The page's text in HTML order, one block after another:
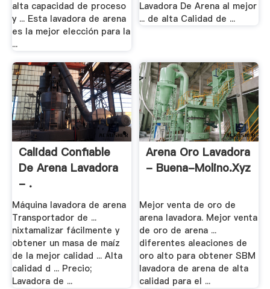
alta capacidad de proceso
y ... Esta lavadora de arena
es la mejor elección para la
...
Lavadora De Arena al mejor
... de alta Calidad de ...
Calidad Confiable
De Arena Lavadora
- .
Máquina lavadora de arena
Transportador de ...
nixtamalizar fácilmente y
obtener un masa de maíz
de la mejor calidad ... Alta
calidad d ... Precio;
Lavadora de ...
Arena Oro Lavadora
- Buena-Molino.xyz
Mejor venta de oro de
arena lavadora. Mejor venta
de oro de arena ...
diferentes aleaciones de
oro alto para obtener SBM
lavadora de arena de alta
calidad para el ...